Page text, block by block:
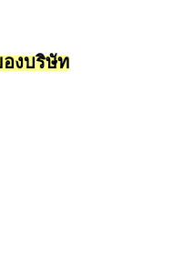
งบริษัท